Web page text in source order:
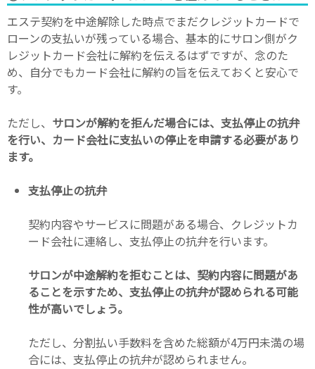
エステ契約を中途解除した時点でまだクレジットカードで
ローンの支払いが残っている場合、基本的にサロン側がク
レジットカード会社に解約を伝えるはずですが、念のた
め、自分でもカード会社に解約の旨を伝えておくと安心で
す。
ただし、 サロンが解約を拒んだ場合には、支払停止の抗弁
を行い、カード会社に支払いの停止を申請する必要があり
ます。
支払停止の抗弁
契約内容やサービスに問題がある場合、クレジットカ
ード会社に連絡し、支払停止の抗弁を行います。
サロンが中途解約を拒むことは、契約内容に問題があ
ることを示すため、支払停止の抗弁が認められる可能
性が高いでしょう。
ただし、分割払い手数料を含めた総額が4万円未満の場
合には、支払停止の抗弁が認められません。